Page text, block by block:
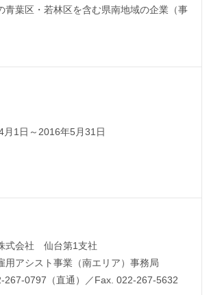
青葉区・若林区を含む県南地域の企業（事
月1日～2016年5月31日
式会社 仙台第1支社
用アシスト事業（南エリア）事務局
267-0797（直通）／Fax. 022-267-5632